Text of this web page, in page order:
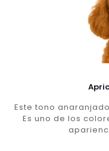
Este tono
Es uno de los